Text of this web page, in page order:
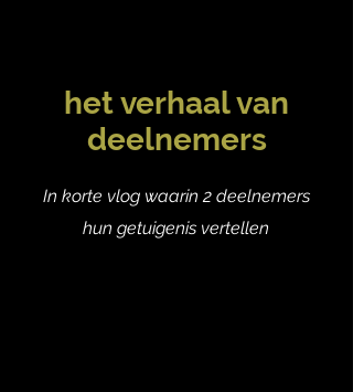
het verhaal van
deelnemers
In korte vlog waarin 2 deelnemers
hun getuigenis vertellen